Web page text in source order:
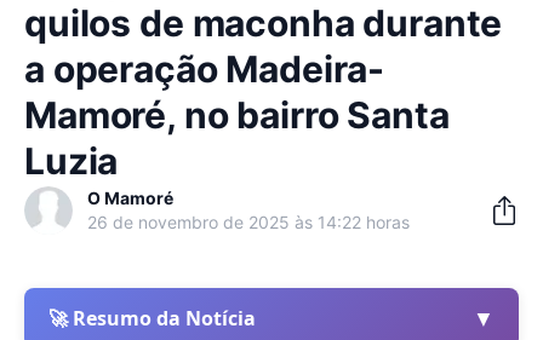
quilos de maconha durante
a operação Madeira-
Mamoré, no bairro Santa
Luzia
O Mamoré
26 de novembro de 2025 às 14:22 horas
🚀 Resumo da Notícia ▼